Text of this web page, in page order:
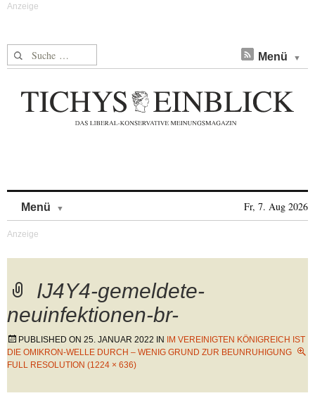
Suche nach: Menü
Menü Fr, 7. Aug 2026
IJ4Y4-gemeldete-
neuinfektionen-br-
PUBLISHED ON 25. JANUAR 2022 IN
IM VEREINIGTEN KÖNIGREICH IST
DIE OMIKRON-WELLE DURCH – WENIG GRUND ZUR BEUNRUHIGUNG
FULL RESOLUTION (1224 × 636)